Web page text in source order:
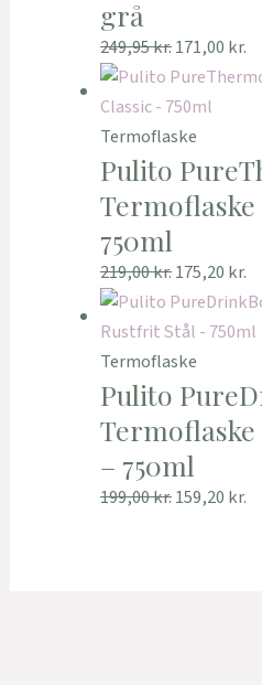
grå
249,95kr.171,00 kr.
Termoflaske
Pulito
Termoflaske
750ml
219,00kr.175,20 kr.
Termoflaske
Pulito
– 750ml
199,00kr.159,20 kr.